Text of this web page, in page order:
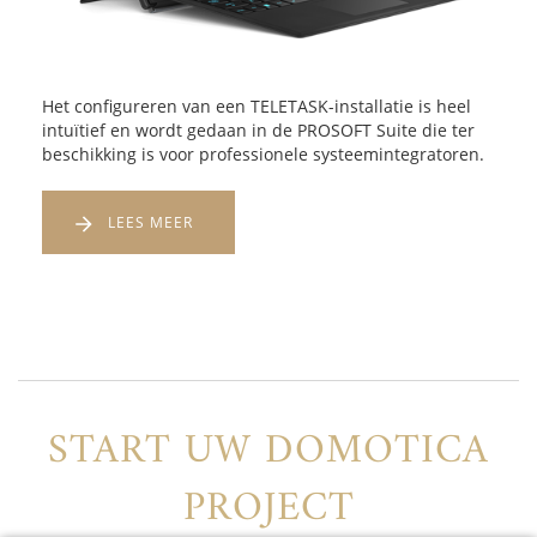
Het configureren van een TELETASK-installatie is heel
intuïtief en wordt gedaan in de PROSOFT Suite die ter
beschikking is voor professionele systeemintegratoren.
LEES MEER
START UW DOMOTICA
PROJECT